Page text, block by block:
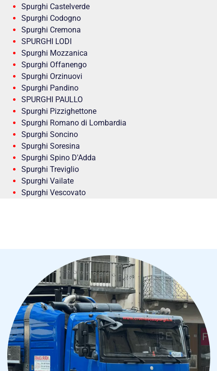
Spurghi Castelverde
Spurghi Codogno
Spurghi Cremona
SPURGHI LODI
Spurghi Mozzanica
Spurghi Offanengo
Spurghi Orzinuovi
Spurghi Pandino
SPURGHI PAULLO
Spurghi Pizzighettone
Spurghi Romano di Lombardia
Spurghi Soncino
Spurghi Soresina
Spurghi Spino D'Adda
Spurghi Treviglio
Spurghi Vailate
Spurghi Vescovato